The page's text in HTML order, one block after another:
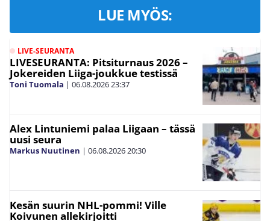
LUE MYÖS:
LIVE-SEURANTA
LIVESEURANTA: Pitsiturnaus 2026 –
Jokereiden Liiga-joukkue testissä
Toni Tuomala | 06.08.202623:37
Alex Lintuniemi palaa Liigaan – tässä
uusi seura
Markus Nuutinen | 06.08.202620:30
Kesän suurin NHL-pommi! Ville
Koivunen allekirjoitti